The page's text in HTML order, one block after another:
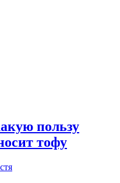
пользу
тофу